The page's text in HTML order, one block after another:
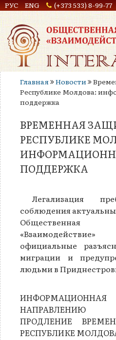
РУС ENG (+373 533) 8-99-77
Главная Новости
Республике Молдова:
поддержка
ВРЕМЕННАЯ
РЕСПУБЛИКЕ
ПОДДЕРЖКА
Легализация
соблюдения
Общественная
официальные
миграции и
людьми в
НАПРАВЛЕНИЮ
ПРОДЛЕНИЕ
РЕСПУБЛИКЕ